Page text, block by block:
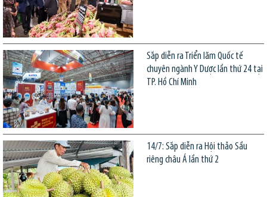
Sắp diễn ra Triển lãm Quốc tế
chuyên ngành Y Dược lần thứ 24 tại
TP. Hồ Chí Minh
14/7: Sắp diễn ra Hội thảo Sầu
riêng châu Á lần thứ 2